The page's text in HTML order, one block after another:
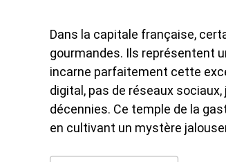
Dans la capitale française,
gourmandes. Ils représentent
incarne parfaitement cette
digital, pas de réseaux
décennies. Ce temple de la
en cultivant un mystère